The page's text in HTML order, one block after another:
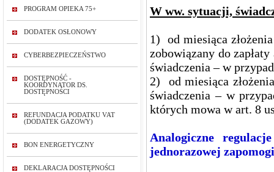
PROGRAM OPIEKA 75+
DODATEK OSŁONOWY
CYBERBEZPIECZEŃSTWO
DOSTĘPNOŚĆ -
KOORDYNATOR DS.
DOSTĘPNOŚCI
REFUNDACJA PODATKU VAT
(DODATEK GAZOWY)
BON ENERGETYCZNY
DEKLARACJA DOSTĘPNOŚCI
W ww. sytuacji,
1) od miesiąca
zobowiązany do
świadczenia – w
2) od miesiąca
świadczenia – w
których mowa w art. 8
Analogiczne
jednorazowej